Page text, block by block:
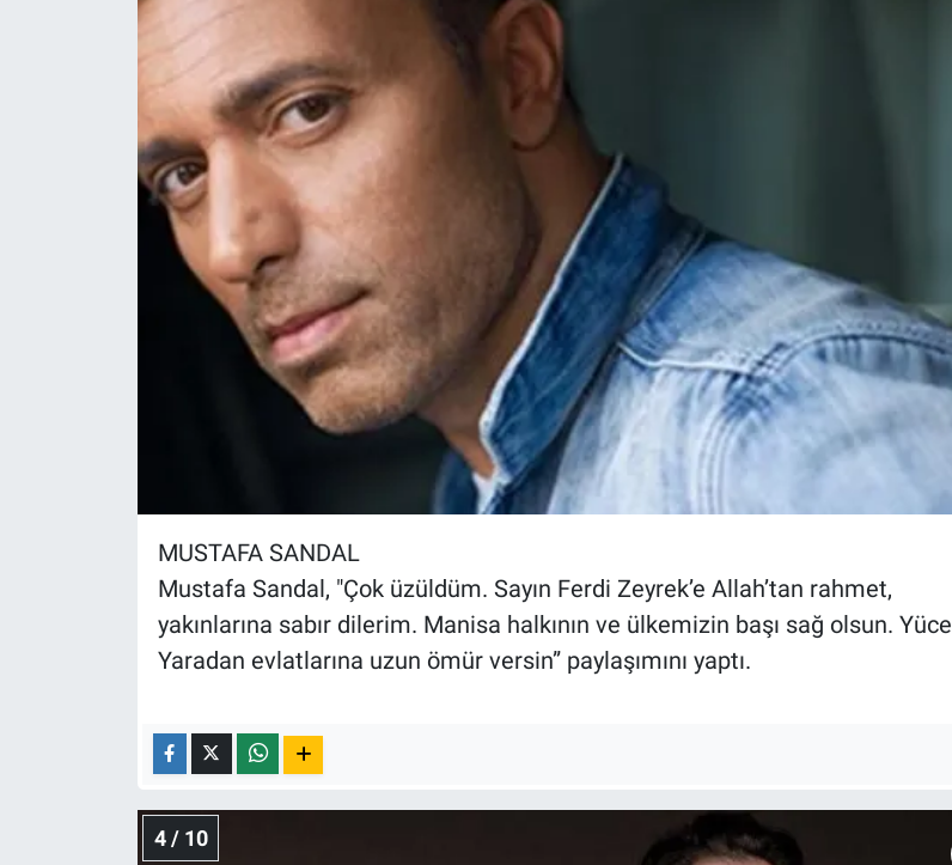
MUSTAFA SANDAL
Mustafa Sandal, "Çok üzüldüm. Sayın Ferdi Zeyrek’e Allah’tan rahmet,
yakınlarına sabır dilerim. Manisa halkının ve ülkemizin başı sağ olsun. Yüce
Yaradan evlatlarına uzun ömür versin” paylaşımını yaptı.
4 / 10